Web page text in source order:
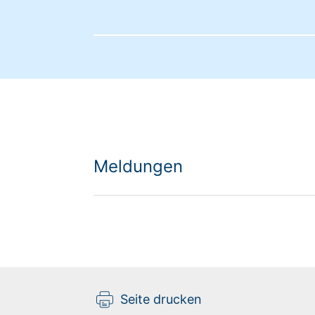
Meldungen
Seite drucken